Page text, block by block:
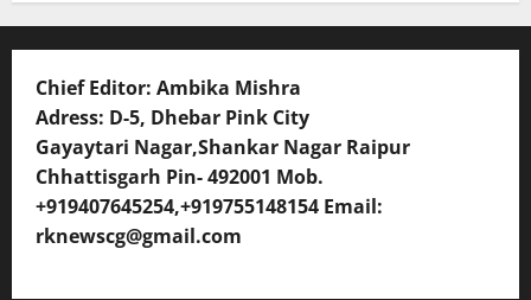
Chief Editor: Ambika Mishra
Adress: D-5, Dhebar Pink City
Gayaytari Nagar,Shankar Nagar Raipur
Chhattisgarh Pin- 492001 Mob.
+919407645254,+919755148154 Email:
rknewscg@gmail.com